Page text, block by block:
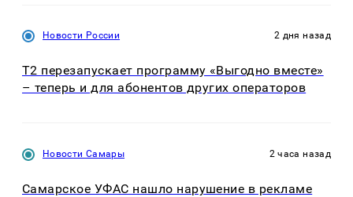
Новости России 2 дня назад
Т2 перезапускает программу «Выгодно вместе»
– теперь и для абонентов других операторов
Новости Самары 2 часа назад
Самарское УФАС нашло нарушение в рекламе